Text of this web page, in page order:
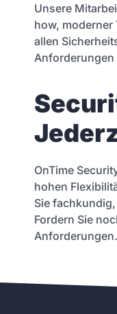
Unsere
how, moderner
allen
OnTime
hohen
Sie
Fordern Sie
Anforderungen.